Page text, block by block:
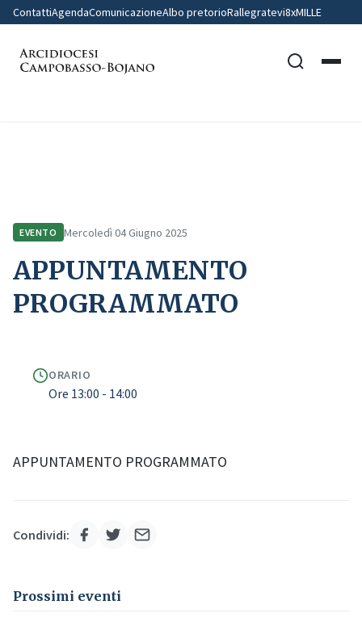
ContattiAgendaComunicazioneAlbo pretorioRallegratevi8xMILLE
EVENTO Mercoledì 04 Giugno 2025
APPUNTAMENTO
PROGRAMMATO
ORARIO
Ore 13:00 - 14:00
APPUNTAMENTO PROGRAMMATO
Condividi:
Prossimi eventi